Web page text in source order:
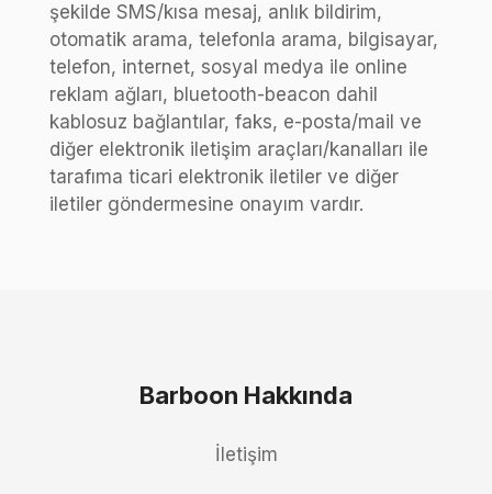
şekilde SMS/kısa mesaj, anlık bildirim,
otomatik arama, telefonla arama, bilgisayar,
telefon, internet, sosyal medya ile online
reklam ağları, bluetooth-beacon dahil
kablosuz bağlantılar, faks, e-posta/mail ve
diğer elektronik iletişim araçları/kanalları ile
tarafıma ticari elektronik iletiler ve diğer
iletiler göndermesine onayım vardır.
Barboon Hakkında
İletişim